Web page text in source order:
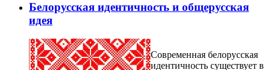
Белорусская идентичность и общерусская
идея
Современная белорусская
идентичность существует в